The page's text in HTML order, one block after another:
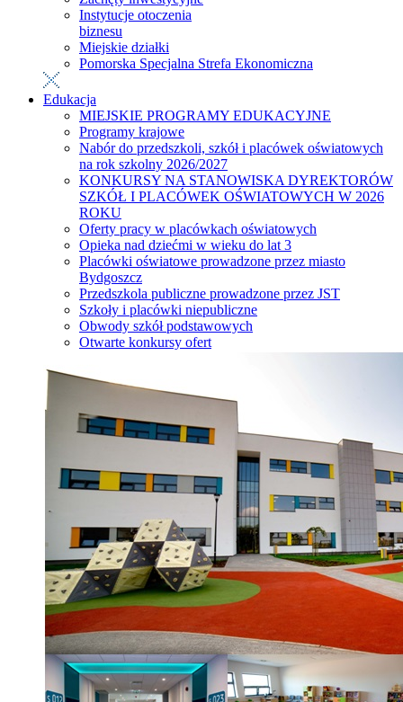
Instytucje otoczenia
biznesu
Miejskie działki
Pomorska Specjalna Strefa Ekonomiczna
Edukacja
MIEJSKIE PROGRAMY EDUKACYJNE
Programy krajowe
Nabór do przedszkoli, szkół i placówek oświatowych
na rok szkolny 2026/2027
KONKURSY NA STANOWISKA DYREKTORÓW
SZKÓŁ I PLACÓWEK OŚWIATOWYCH W 2026
ROKU
Oferty pracy w placówkach oświatowych
Opieka nad dziećmi w wieku do lat 3
Placówki oświatowe prowadzone przez miasto
Bydgoszcz
Przedszkola publiczne prowadzone przez JST
Szkoły i placówki niepubliczne
Obwody szkół podstawowych
Otwarte konkursy ofert